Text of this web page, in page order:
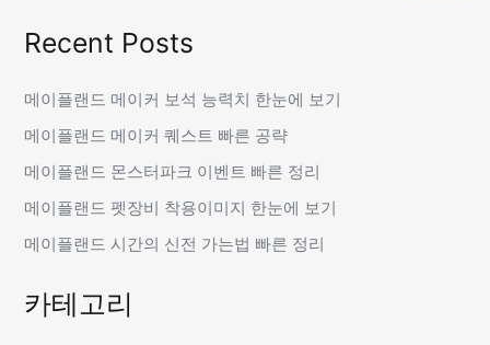
Recent Posts
메이플랜드 메이커 보석 능력치 한눈에 보기
메이플랜드 메이커 퀘스트 빠른 공략
메이플랜드 몬스터파크 이벤트 빠른 정리
메이플랜드 펫장비 착용이미지 한눈에 보기
메이플랜드 시간의 신전 가는법 빠른 정리
카테고리